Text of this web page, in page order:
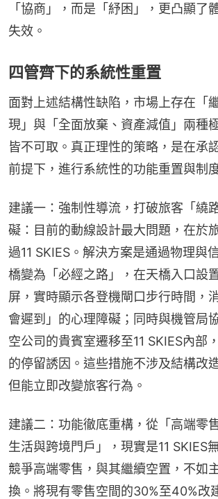
「協商」，而是「紓困」，更凸顯了
失效。
四管齊下的系統性重置
面對上述結構性缺陷，市場上存在「
現」與「全面放棄、資產減值」兩種
皆不可取。真正理性的策略，是在承
前提下，進行系統性的功能重置與制
建議一：強制性導流，打破旅客「繞
礙：目前的動線設計最大問題，在於
過11 SKIES。解決方案是通過物理與
橋變為「必經之路」，在天橋入口設
屏，實時顯示各登機閘口步行時間，
會遲到」的心理障礙；同時與機管局
空公司的貴賓室遷移至11 SKIES內部
的停留誘因。這些措施不涉及結構改
但能立即改變旅客行為。
建議二：功能徹底重構，從「高端零
生活與跨境門戶」，現實是11 SKIES
競爭高端零售，與其繼續空置，不如
換。將現有零售空間的30%至40%改